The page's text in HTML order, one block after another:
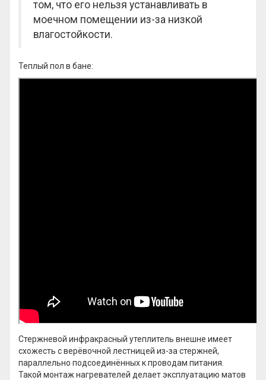
том, что его нельзя устанавливать в
моечном помещении из-за низкой
влагостойкости.
Теплый пол в бане:
Стержневой инфракрасный утеплитель внешне имеет
схожесть с верёвочной лестницей из-за стержней,
параллельно подсоединённых к проводам питания.
Такой монтаж нагревателей делает эксплуатацию матов